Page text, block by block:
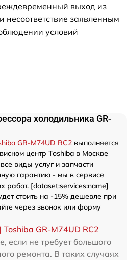
выход из
несоответствие заявленным
условий
холодильника GR-
GR-M74UD RC2 выполняется
центр Toshiba в Москве
виды услуг и запчасти
гарантию - мы в сервисе
работ. [dataset:services:name]
стоить на -15% дешевле при
через звонок или форму
GR-M74UD RC2
если не требует большого
ремонта. В таких случаях